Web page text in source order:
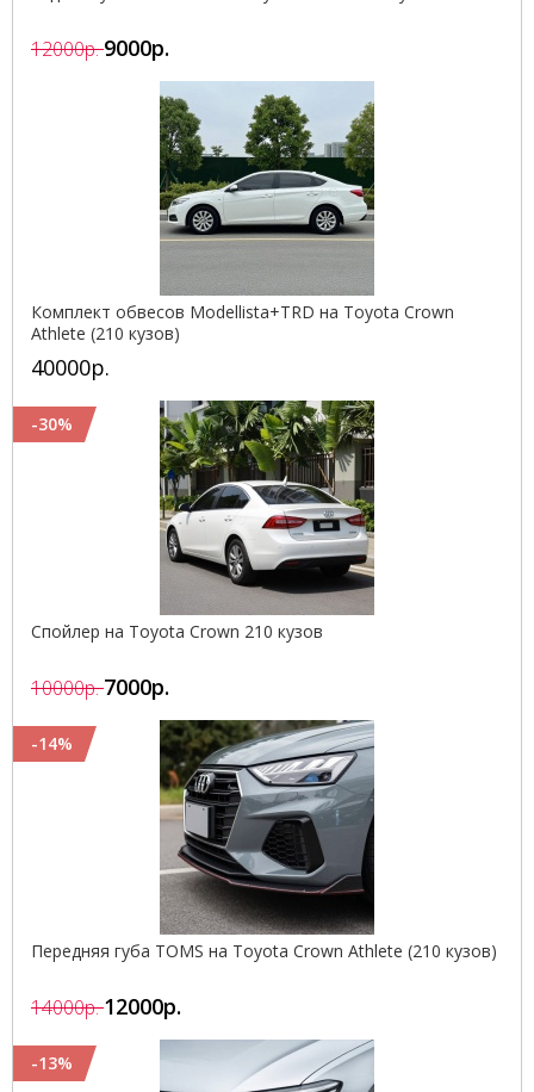
12000р.9000р.
Комплект обвесов Modellista+TRD на Toyota Crown
Athlete (210 кузов)
40000р.
-30%
Спойлер на Toyota Crown 210 кузов
10000р.7000р.
-14%
Передняя губа TOMS на Toyota Crown Athlete (210 кузов)
14000р.12000р.
-13%